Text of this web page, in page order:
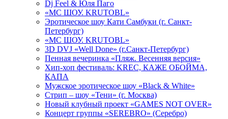
Dj Feel & Юля Паго
«МС ШОУ. KRUTOBL»
Эротическое шоу Кати Самбуки (г. Санкт-
Петербург)
«МС ШОУ. KRUTOBL»
3D DVJ «Well Done» (г.Санкт-Петербург)
Пенная вечеринка «Пляж. Весенняя версия»
Хип-хоп фестиваль: KREC, КАЖЕ ОБОЙМА,
КАПА
Мужское эротическое шоу «Black & White»
Стрип – шоу «Тени» (г. Москва)
Новый клубный проект «GAMES NOT OVER»
Концерт группы «SEREBRO» (Серебро)